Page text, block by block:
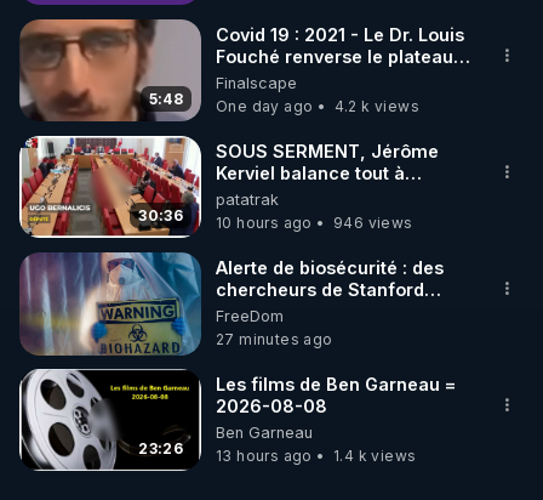
5:48
Covid 19 : 2021 - Le Dr. Louis
Fouché renverse le plateau
de CNews !
Finalscape
One day ago
4.2 k views
30:36
SOUS SERMENT, Jérôme
Kerviel balance tout à
l'Assemblée !
patatrak
10 hours ago
946 views
Alerte de biosécurité : des
chercheurs de Stanford
utilisent l’IA pour concevoir
16 virus ***
https://www.aubedigitale.com/alerte-
de-biosecurite-des-
chercheurs-de-stanford-
16-virus/
FreeDom
27 minutes ago
23:26
Les films de Ben Garneau =
2026-08-08
Ben Garneau
13 hours ago
1.4 k views